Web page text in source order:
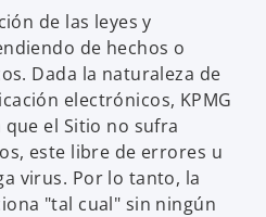
de las leyes y
de hechos o
Dada la naturaleza de
electrónicos, KPMG
el Sitio no sufra
este libre de errores u
virus. Por lo tanto, la
"tal cual" sin ningún